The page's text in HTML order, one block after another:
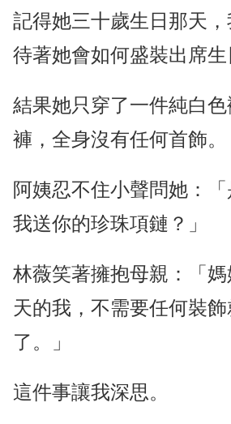
記得她三十歲生日那天
待著她會如何盛裝出席生
結果她只穿了一件純白
褲，全身沒有任何首飾。
阿姨忍不住小聲問她：
我送你的珍珠項鏈？」
林薇笑著擁抱母親：「
天的我，不需要任何裝
了。」
這件事讓我深思。